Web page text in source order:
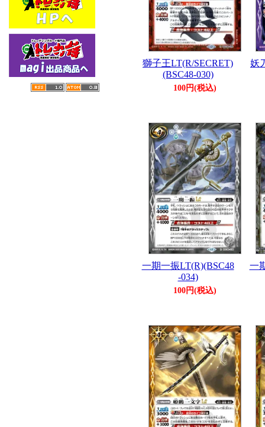
獅子王LT(R/SECRET)
(BSC48-030)
100円(税込)
妖
一期一振LT(R)(BSC48
-034)
100円(税込)
一